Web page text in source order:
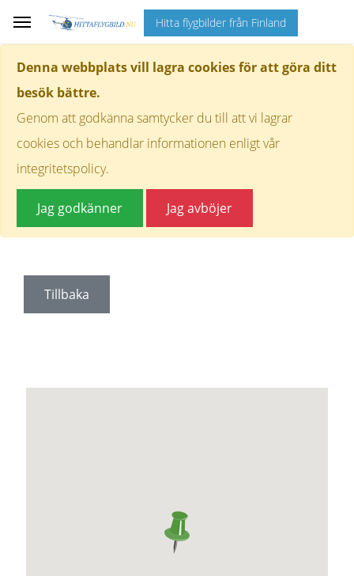
Denna webbplats vill lagra cookies för att göra ditt
besök bättre.
Genom att godkänna samtycker du till att vi lagrar
cookies och behandlar informationen enligt vår
integritetspolicy.
Jag godkänner Jag avböjer
Hitta flygbilder från Finland
Tillbaka